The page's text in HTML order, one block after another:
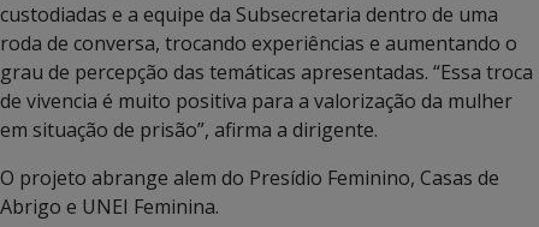
custodiadas e a equipe da Subsecretaria dentro de uma
roda de conversa, trocando experiências e aumentando o
grau de percepção das temáticas apresentadas. “Essa troca
de vivencia é muito positiva para a valorização da mulher
em situação de prisão”, afirma a dirigente.
O projeto abrange alem do Presídio Feminino, Casas de
Abrigo e UNEI Feminina.